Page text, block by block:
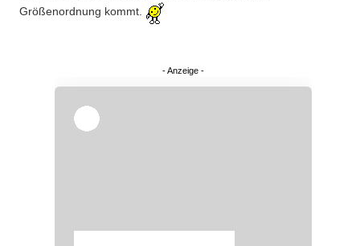
Größenordnung kommt.